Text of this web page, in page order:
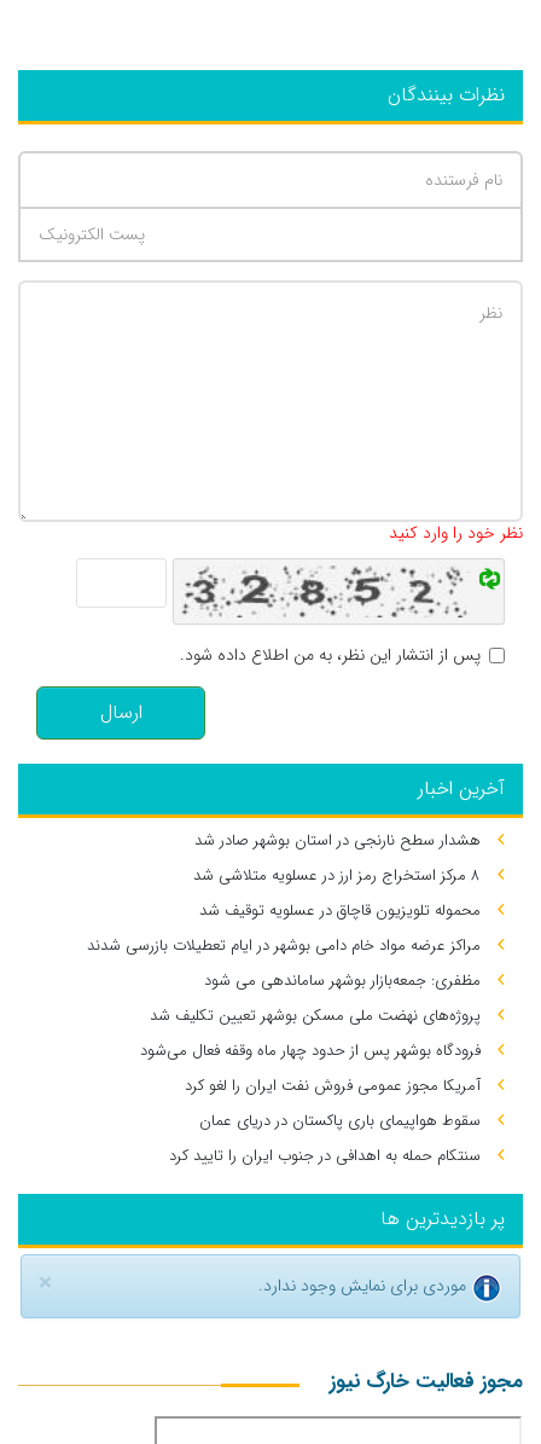
نظرات بینندگان
نظر خود را وارد کنید
پس از انتشار این نظر، به من اطلاع داده شود.
ارسال
آخرین اخبار
هشدار سطح نارنجی در استان بوشهر صادر شد
۸ مرکز استخراج رمز ارز در عسلویه متلاشی شد
محموله تلویزیون قاچاق در عسلویه توقیف شد
مراکز عرضه مواد خام دامی بوشهر در ایام تعطیلات بازرسی شدند
مظفری: جمعه‌بازار بوشهر ساماندهی می‌ شود
پروژه‌های نهضت ملی مسکن بوشهر تعیین تکلیف شد
فرودگاه بوشهر پس از حدود چهار ماه وقفه فعال می‌شود
آمریکا مجوز عمومی فروش نفت ایران را لغو کرد
سقوط هواپیمای باری پاکستان در دریای عمان
سنتکام حمله به اهدافی در جنوب ایران را تایید کرد
پر بازدیدترین ها
× موردی برای نمایش وجود ندارد.
مجوز فعالیت خارگ نیوز